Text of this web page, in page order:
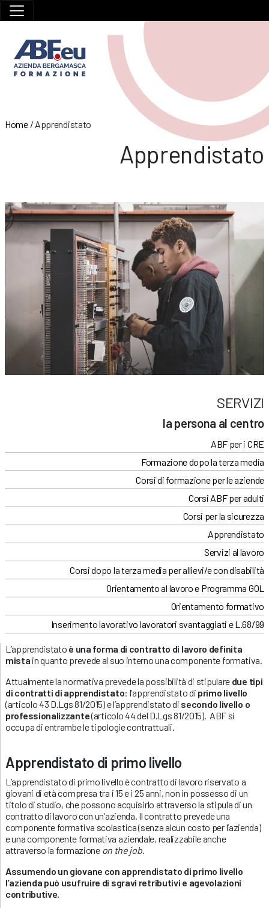
Home/ Apprendistato
Apprendistato
SERVIZI
la persona al centro
ABF per i CRE
Formazione dopo la terza media
Corsi di formazione per le aziende
Corsi ABF per adulti
Corsi per la sicurezza
Apprendistato
Servizi al lavoro
Corsi dopo la terza media per allievi/e con disabilità
Orientamento al lavoro e Programma GOL
Orientamento formativo
Inserimento lavorativo lavoratori svantaggiati e L.68/99
L’apprendistato è una forma di contratto di lavoro definita
mista in quanto prevede al suo interno una componente formativa.
Attualmente la normativa prevede la possibilità di stipulare due tipi
di contratti di apprendistato: l’apprendistato di primo livello
(articolo 43 D.Lgs 81/2015) e l’apprendistato di secondo livello o
professionalizzante(articolo 44 del D.Lgs 81/2015). ABF si
occupa di entrambe le tipologie contrattuali.
Apprendistato di primo livello
L’apprendistato di primo livello è contratto di lavoro riservato a
giovani di età compresa tra i 15 e i 25 anni, non in possesso di un
titolo di studio, che possono acquisirlo attraverso la stipula di un
contratto di lavoro con un’azienda. Il contratto prevede una
componente formativa scolastica (senza alcun costo per l’azienda)
e una componente formativa aziendale, realizzabile anche
attraverso la formazione on the job.
Assumendo un giovane con apprendistato di primo livello
l’azienda può usufruire di sgravi retributivi e agevolazioni
contributive.